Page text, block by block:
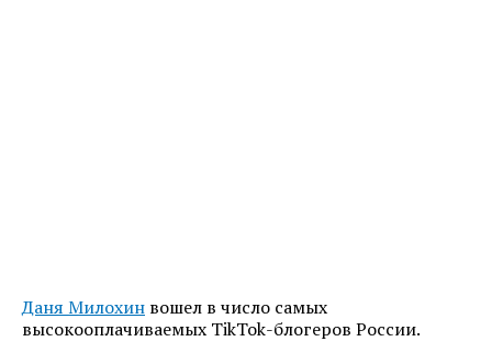
Даня Милохин вошел в число самых
высокооплачиваемых TikTok-блогеров России.